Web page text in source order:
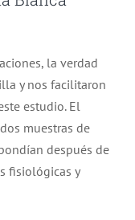
la verdad
y nos facilitaron
estudio. El
muestras de
después de
fisiológicas y